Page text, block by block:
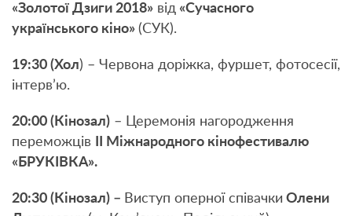
«Золотої Дзиги 2018» від «Сучасного
українського кіно» (СУК).
19:30 (Хол) – Червона доріжка, фуршет, фотосесії,
інтерв’ю.
20:00 (Кінозал) – Церемонія нагородження
переможців
ІІ Міжнародного кінофестивалю
«БРУКІВКА».
20:30 (Кінозал) – Виступ оперної співачки Олени